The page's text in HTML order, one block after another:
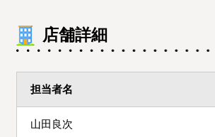
店舗詳細
担当者名
山田良次